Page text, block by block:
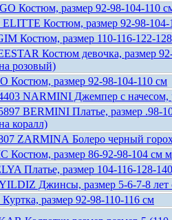
Костюм, размер 92-98-104-110
ELITTE Костюм, размер 92-98-104-
Костюм, размер 110-116-122-
Костюм девочка, размер
розовый)
Костюм, размер 92-98-104-110 cм
NARMINI Джемпер с начесом,
BERMINI Платье, размер .98-
коралл)
ZARMINА Болеро черный
Костюм, размер 86-92-98-104 см
Платье, размер 104-116-128-
Джинсы, размер 5-6-7-8 лет
размер 92-98-110-116 см